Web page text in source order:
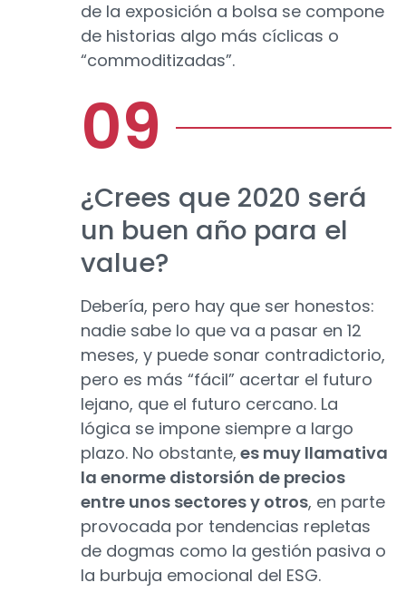
de la exposición a bolsa se compone
de historias algo más cíclicas o
“commoditizadas”.
¿Crees que 2020 será
un buen año para el
value?
Debería, pero hay que ser honestos:
nadie sabe lo que va a pasar en 12
meses, y puede sonar contradictorio,
pero es más “fácil” acertar el futuro
lejano, que el futuro cercano. La
lógica se impone siempre a largo
plazo. No obstante, es muy llamativa
la enorme distorsión de precios
entre unos sectores y otros, en parte
provocada por tendencias repletas
de dogmas como la gestión pasiva o
la burbuja emocional del ESG.